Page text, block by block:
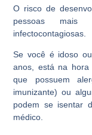
O risco de
pessoas mais
infectocontagiosas.
Se você é idoso
anos, está na hora
que possuem
imunizante) ou
podem se isentar
médico.